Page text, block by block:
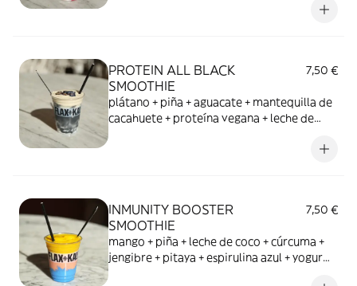
PROTEIN ALL BLACK
SMOOTHIE
7,50 €
plátano + piña + aguacate + mantequilla de
cacahuete + proteína vegana + leche de
INMUNITY BOOSTER
SMOOTHIE
7,50 €
mango + piña + leche de coco + cúrcuma +
jengibre + pitaya + espirulina azul + yogur